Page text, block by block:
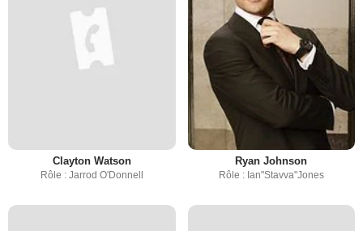
Clayton Watson
Rôle : Jarrod O'Donnell
Ryan Johnson
Rôle : Ian"Stavva"Jones